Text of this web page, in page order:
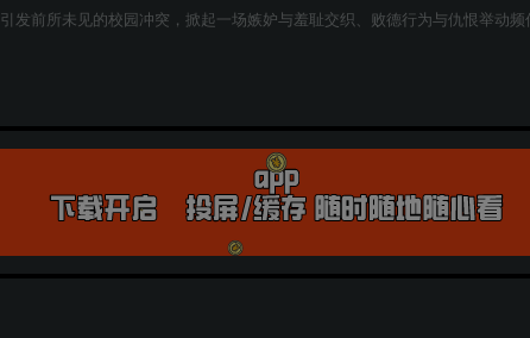
发前所未见的校园冲突，掀起一场嫉妒与羞耻交织、败德行为与仇恨举动频